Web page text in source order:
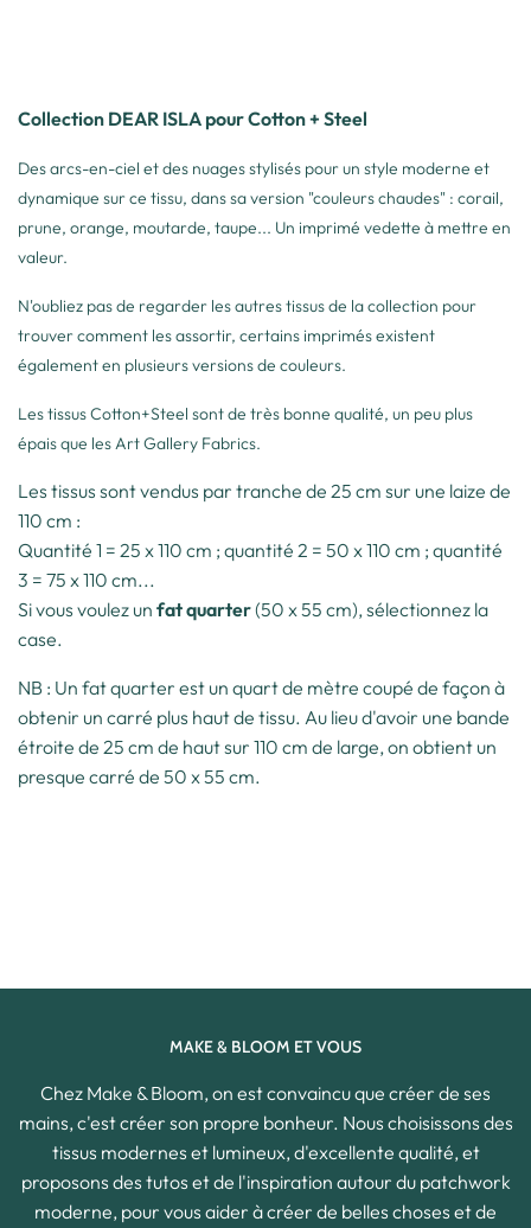
Collection DEAR ISLA pour Cotton + Steel
Des arcs-en-ciel et des nuages stylisés pour un style moderne et
dynamique sur ce tissu, dans sa version "couleurs chaudes" : corail,
prune, orange, moutarde, taupe... Un imprimé vedette à mettre en
valeur.
N'oubliez pas de regarder les autres tissus de la collection pour
trouver comment les assortir, certains imprimés existent
également en plusieurs versions de couleurs.
Les tissus Cotton+Steel sont de très bonne qualité, un peu plus
épais que les Art Gallery Fabrics.
Les tissus sont vendus par tranche de 25 cm sur une laize de
110 cm :
Quantité 1 = 25 x 110 cm ; quantité 2 = 50 x 110 cm ; quantité
3 = 75 x 110 cm...
Si vous voulez un fat quarter(50 x 55 cm), sélectionnez la
case.
NB : Un fat quarter est un quart de mètre coupé de façon à
obtenir un carré plus haut de tissu. Au lieu d'avoir une bande
étroite de 25 cm de haut sur 110 cm de large, on obtient un
presque carré de 50 x 55 cm.
MAKE & BLOOM ET VOUS
Chez Make & Bloom, on est convaincu que créer de ses
mains, c'est créer son propre bonheur. Nous choisissons des
tissus modernes et lumineux, d'excellente qualité, et
proposons des tutos et de l'inspiration autour du patchwork
moderne, pour vous aider à créer de belles choses et de